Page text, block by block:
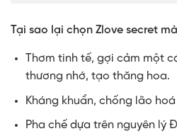
Tại sao lại chọn Zlove secret
Thơm tinh tế, gợi cảm một
thương nhớ, tạo thăng hoa.
Kháng khuẩn, chống lão
Pha chế dựa trên nguyên lý